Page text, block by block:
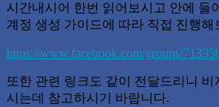
시간내시어 한번 읽어보시고 안에 들
계정 생성 가이드에 따라 직접 진행해
https://www.facebook.com/groups/
또한 관련 링크도 같이 전달드리니
시는데 참고하시기 바랍니다.